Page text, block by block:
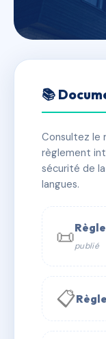
SDC
RUE)
📍 10 r de
✓ Immatriculée
📞
✉ Email
📚
Consultez le
règlement
sécurité de
langues.
📜publié
📋